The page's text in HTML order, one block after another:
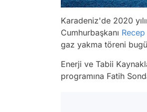
Karadeniz'de 2020
Cumhurbaşkanı
gaz yakma töreni
Enerji ve Tabii
programına Fatih